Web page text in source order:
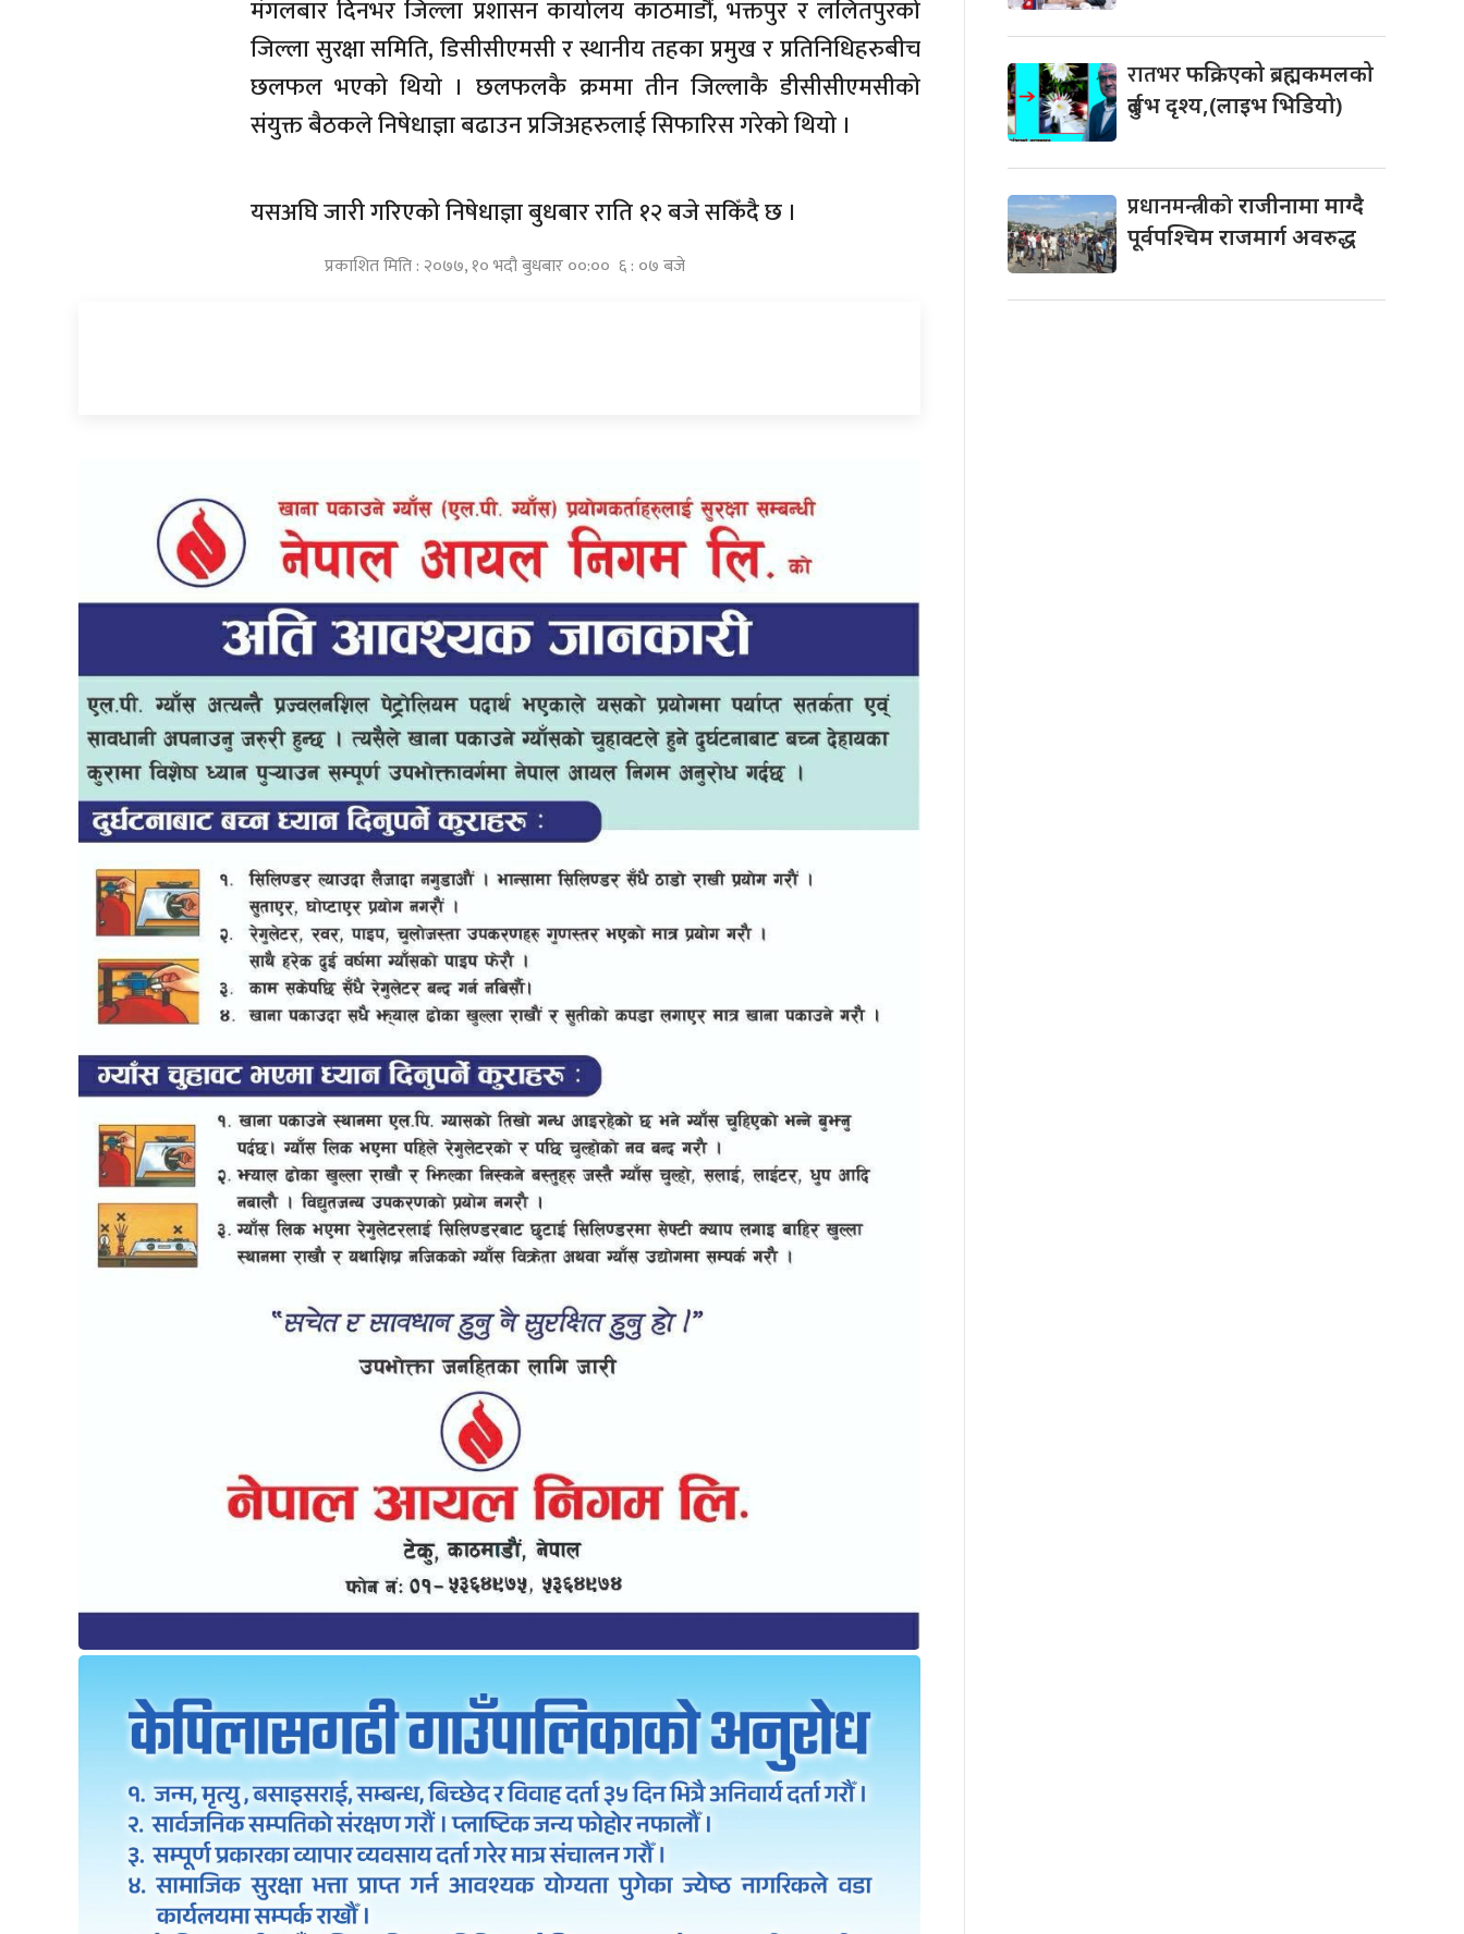
मंगलबार दिनभर जिल्ला प्रशासन कार्यालय काठमाडौं, भक्तपुर र ललितपुरको
जिल्ला सुरक्षा समिति, डिसीसीएमसी र स्थानीय तहका प्रमुख र प्रतिनिधिहरुबीच
छलफल भएको थियो । छलफलकै क्रममा तीन जिल्लाकै डीसीसीएमसीको
संयुक्त बैठकले निषेधाज्ञा बढाउन प्रजिअहरुलाई सिफारिस गरेको थियो ।
यसअघि जारी गरिएको निषेधाज्ञा बुधबार राति १२ बजे सकिँदै छ ।
प्रकाशित मिति : २०७७, १० भदौ बुधबार ००:०० ६ : ०७ बजे
रातभरफक्रिएको ब्रह्मकमलको
दुर्लभ दृश्य,(लाइभ भिडियो)
प्रधानमन्त्रीकोराजीनामा माग्दै
पूर्वपश्चिम राजमार्ग अवरुद्ध